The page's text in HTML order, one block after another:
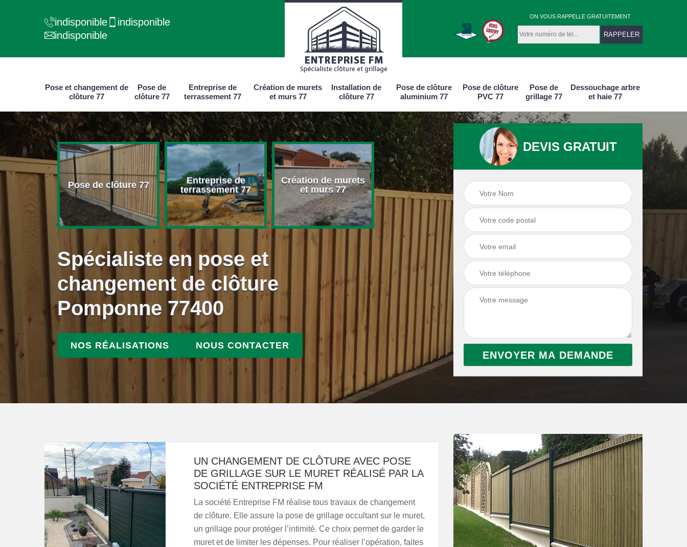
indisponible
indisponible
indisponible
ON VOUS RAPPELLE GRATUITEMENT
Pose et changement de
clôture 77
Pose de
clôture 77
Entreprise de
terrassement 77
Création de murets
et murs 77
Installation de
clôture 77
Pose de clôture
aluminium 77
Pose de clôture
PVC 77
Pose de
grillage 77
Dessouchage arbre
et haie 77
et
de
Pose de clôture 77
Entreprise de
terrassement 77
Création de murets
et murs 77
Installation de
clôture 77
Pose de clôture
Pose de clôture
PVC 77
Spécialiste en pose et
changement de clôture
Pomponne 77400
NOS RÉALISATIONS NOUS CONTACTER
DEVIS GRATUIT
UN CHANGEMENT DE CLÔTURE AVEC POSE
DE GRILLAGE SUR LE MURET RÉALISÉ PAR LA
SOCIÉTÉ ENTREPRISE FM
La société Entreprise FM réalise tous travaux de changement
de clôture. Elle assure la pose de grillage occultant sur le muret,
un grillage pour protéger l’intimité. Ce choix permet de garder le
muret et de limiter les dépenses. Pour réaliser l’opération, faites